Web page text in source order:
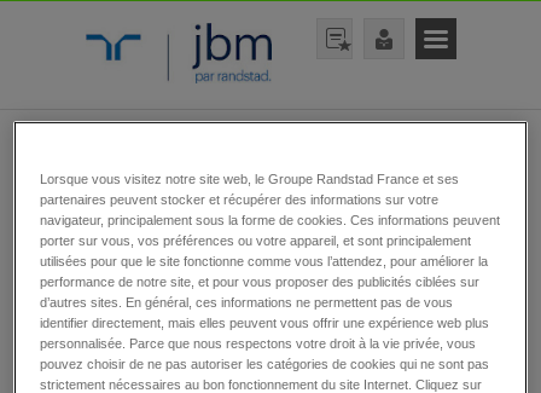
rechercher une offre
rechercher
Lorsque vous visitez notre site web, le Groupe Randstad France et ses
partenaires peuvent stocker et récupérer des informations sur votre
navigateur, principalement sous la forme de cookies. Ces informations peuvent
porter sur vous, vos préférences ou votre appareil, et sont principalement
utilisées pour que le site fonctionne comme vous l’attendez, pour améliorer la
performance de notre site, et pour vous proposer des publicités ciblées sur
d’autres sites. En général, ces informations ne permettent pas de vous
identifier directement, mais elles peuvent vous offrir une expérience web plus
personnalisée. Parce que nous respectons votre droit à la vie privée, vous
pouvez choisir de ne pas autoriser les catégories de cookies qui ne sont pas
strictement nécessaires au bon fonctionnement du site Internet. Cliquez sur